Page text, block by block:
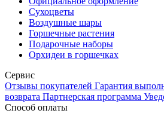
Сухоцветы
Воздушные шары
Горшечные растения
Подарочные наборы
Орхидеи в горшечках
Сервис
Отзывы покупателей Гарантия
возврата Партнерская программа
Способ оплаты